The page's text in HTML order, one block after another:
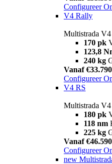
Configureer
V4 Rally
Multistrada
170 pk
123,8
240 kg
Vanaf €33.790
Configureer
V4 RS
Multistrada V4
180 pk
118 nm
225 kg
Vanaf €46.590
Configureer
new